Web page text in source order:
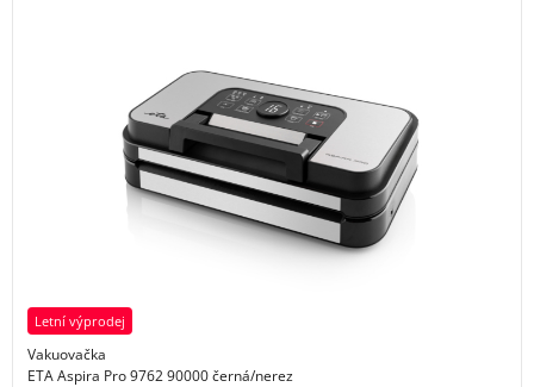
Letní výprodej
Vakuovačka
ETA Aspira Pro 9762 90000 černá/nerez